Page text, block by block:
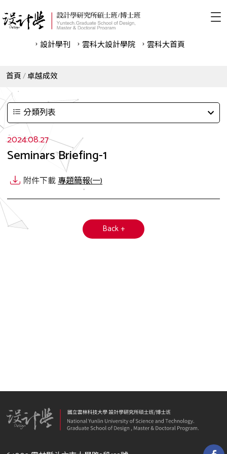
設計學刊 雲科⼤設計學院 雲科⼤首頁
首頁 卓越成效
分類列表
2024.08.27
Seminars Briefing-1
附件下載專題簡報(一)
Back +